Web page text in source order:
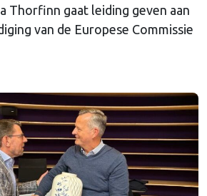
Thorfinn gaat leiding geven aan
van de Europese Commissie